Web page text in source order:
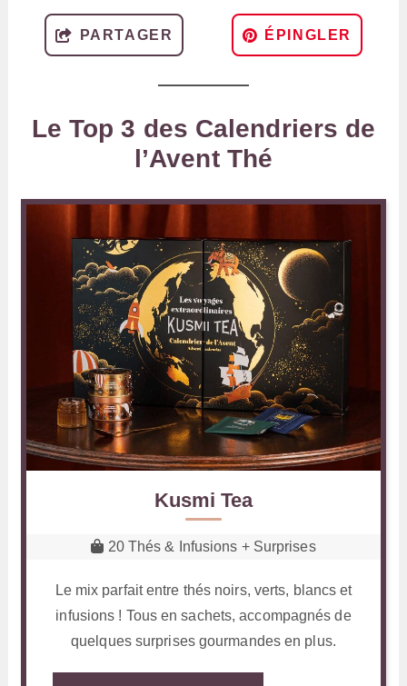
PARTAGER ÉPINGLER
Le Top 3 des Calendriers de
l’Avent Thé
Kusmi Tea
20 Thés & Infusions + Surprises
Le mix parfait entre thés noirs, verts, blancs et
infusions ! Tous en sachets, accompagnés de
quelques surprises gourmandes en plus.